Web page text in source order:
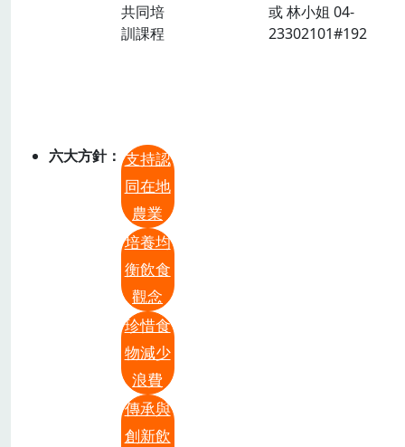
共同培
訓課程
或 林小姐 04-
23302101#192
六大方針
支持認
同在地
農業
培養均
衡飲食
觀念
珍惜食
物減少
浪費
傳承與
創新飲